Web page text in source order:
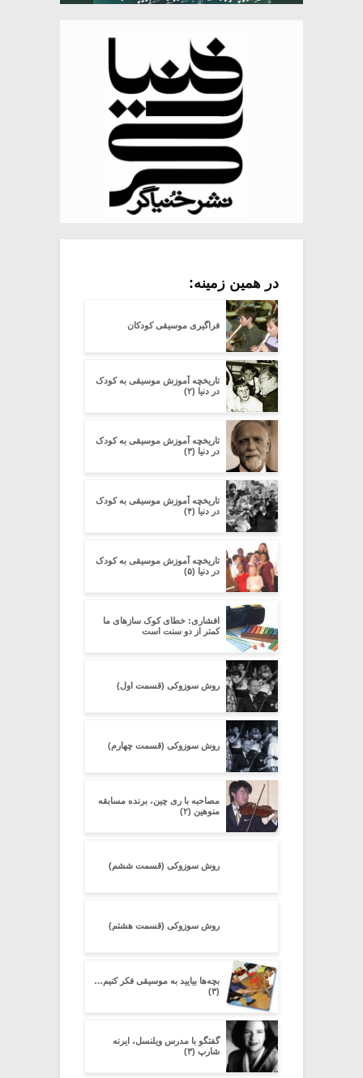
در همین زمینه:
فراگیری موسیقی کودکان
تاریخچه آموزش موسیقی به کودک
در دنیا (۲)
تاریخچه آموزش موسیقی به کودک
در دنیا (۳)
تاریخچه آموزش موسیقی به کودک
در دنیا (۴)
تاریخچه آموزش موسیقی به کودک
در دنیا (۵)
افشاری: خطای کوک سازهای ما
کمتر از دو سنت است
روش سوزوکی (قسمت اول)
روش سوزوکی (قسمت چهارم)
مصاحبه با ری چین، برنده مسابقه
منوهین (۲)
روش سوزوکی (قسمت ششم)
روش سوزوکی (قسمت هشتم)
بچه‌ها بیایید به موسیقی فکر کنیم…
(۳)
گفتگو با مدرس ویلنسل، ایرنه
شارپ (۳)